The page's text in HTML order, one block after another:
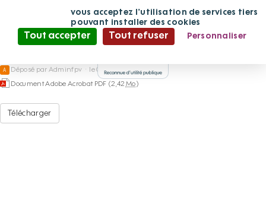
FrontenayRohanRohan-
LesTroisRoix
A Déposé par Adminfpv ·
le 03/07/2020 à 15:08
Document Adobe Acrobat PDF (2,42 Mo)
Télécharger
vous acceptez l'utilisation de services tiers
pouvant installer des cookies
Tout accepter Tout refuser
Personnaliser